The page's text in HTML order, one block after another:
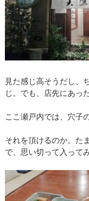
見た感じ高そうだし、
じ。でも、店先にあっ
ここ瀬戸内では、穴子
それを頂けるのか。た
で、思い切って入って